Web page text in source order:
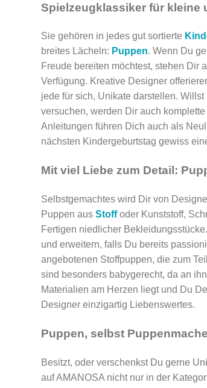
Spielzeugklassiker für kleine
Sie gehören in jedes gut sortierte
breites Lächeln: Puppen. Wenn Du
Freude bereiten möchtest, stehen Dir
Verfügung. Kreative Designer
jede für sich, Unikate darstellen.
versuchen, werden Dir auch
Anleitungen führen Dich auch als
nächsten Kindergeburtstag gewiss
Mit viel Liebe zum Detail:
Selbstgemachtes wird Dir von
Puppen aus Stoffoder Kunststoff,
Fertigen niedlicher
und erweitern, falls Du bereits
angebotenen Stoffpuppen, die zum
sind besonders babygerecht, da an
Materialien am Herzen liegt und Du
Designer einzigartig Liebenswertes.
Puppen, selbst
Besitzt, oder verschenkst Du gerne
auf AMANOSA nicht nur in der